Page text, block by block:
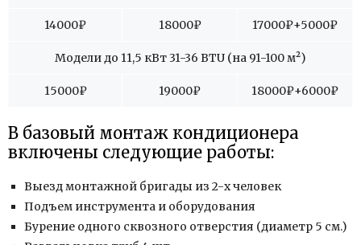
14000₽ 18000₽ 17000₽+5000₽
Модели до 11,5 кВт 31-36 BTU (на 91-100 м²)
15000₽ 19000₽ 18000₽+6000₽
В базовый монтаж кондиционера
включены следующие работы:
Выезд монтажной бригады из 2-х человек
Подъем инструмента и оборудования
Бурение одного сквозного отверстия (диаметр 5 см.)